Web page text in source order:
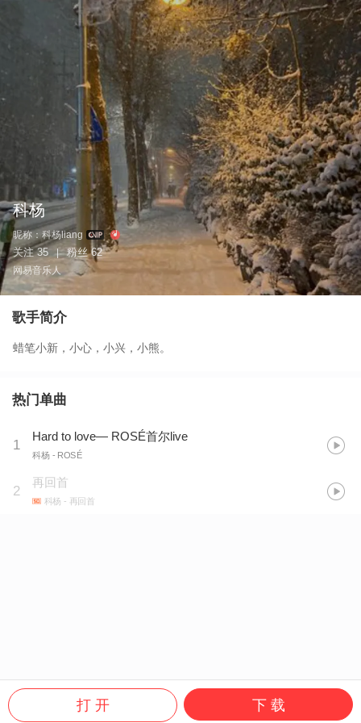
科杨
昵称：科杨liang
关注 35 | 粉丝 62
网易音乐人
歌手简介
蜡笔小新，小心，小兴，小熊。
热门单曲
1
Hard to love— ROSÉ首尔live
科杨- ROSÉ
2
再回首
科杨 - 再回首
打 开 下 载